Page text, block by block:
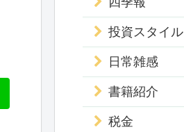
投資スタイル
日常雑感
書籍紹介
税金